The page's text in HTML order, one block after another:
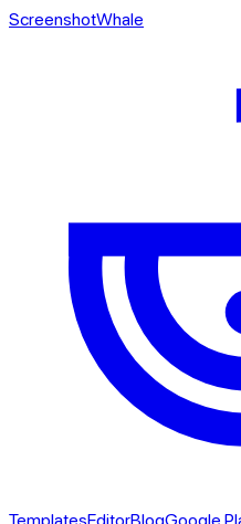
ScreenshotWhale
TemplatesEditorBlogGoogle